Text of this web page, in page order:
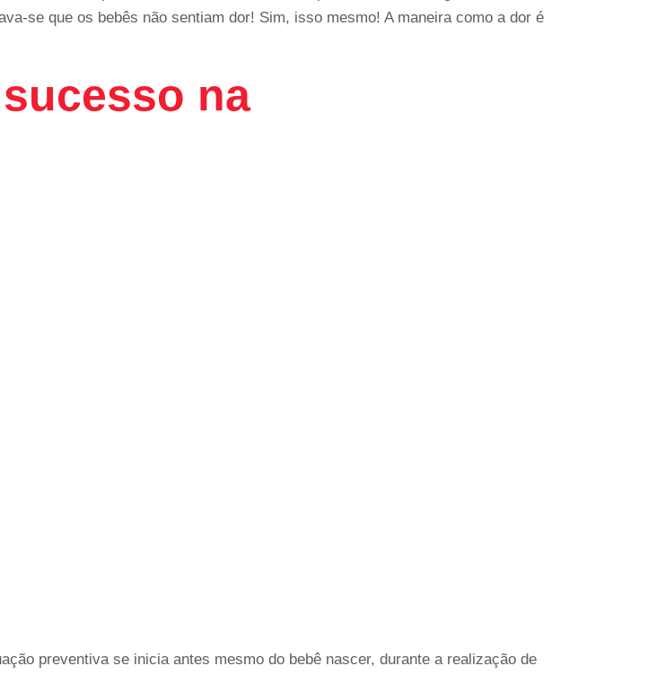
se que os bebês não sentiam dor! Sim, isso mesmo! A maneira como a dor é
na
preventiva se inicia antes mesmo do bebê nascer, durante a realização de